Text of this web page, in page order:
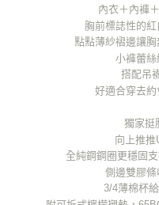
內衣＋內褲
胸前標誌性的
點點薄紗褶邊讓
小褲蕾絲
搭配吊
好適合穿去約
獨家挺
向上推推
全純鋼鋼圈更穩固
側邊雙膠
3/4薄棉杯